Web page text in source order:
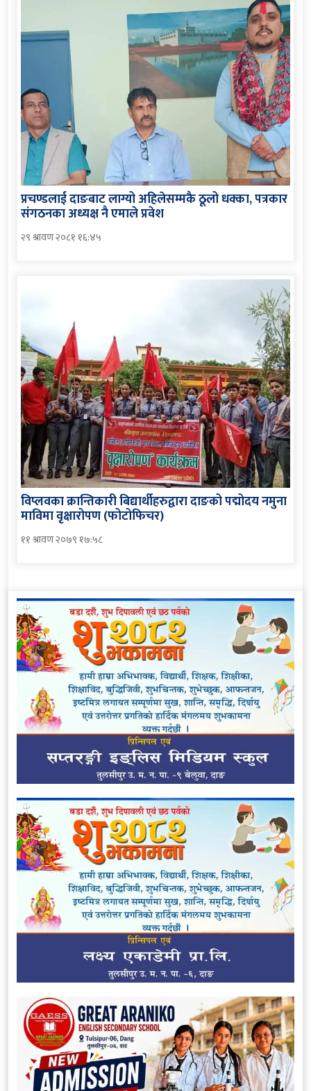
प्रचण्डलाई दाङबाट लाग्यो अहिलेसम्मकै ठूलो धक्का, पत्रकार
संगठनका अध्यक्ष नै एमाले प्रवेश
२९ श्रावण २०८१ १६:४५
विप्लवका क्रान्तिकारी बिद्यार्थीहरुद्वारा दाङको पद्मोदय नमुना
माविमा वृक्षारोपण (फोटोफिचर)
११ श्रावण २०७९ १७:५८